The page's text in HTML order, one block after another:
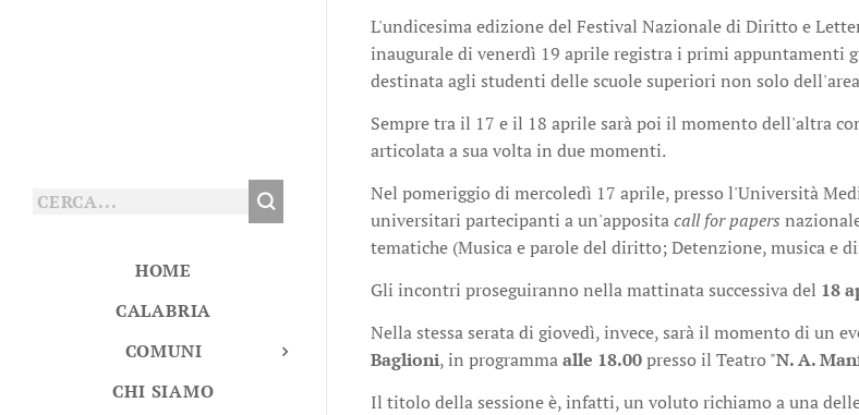
HOME
CALABRIA
COMUNI
CHI SIAMO
L'undicesima edizione del Festival Nazionale di Diritto e
inaugurale di venerdì 19 aprile registra i primi appuntamenti
destinata agli studenti delle scuole superiori non solo
Sempre tra il 17 e il 18 aprile sarà poi il momento dell'altra
articolata a sua volta in due momenti.
Nel pomeriggio di mercoledì 17 aprile, presso l'Università
universitari partecipanti a un'appositacall for papers
tematiche (Musica e parole del diritto; Detenzione, musica e
Gli incontri proseguiranno nella mattinata successiva del 18
Nella stessa serata di giovedì, invece, sarà il momento di un
Baglioni, in programmaalle 18.00presso il Teatro "N. A.
Il titolo della sessione è, infatti, un voluto richiamo a una